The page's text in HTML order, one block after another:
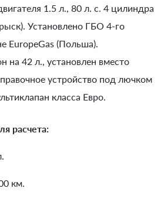
1.5 л., 80 л. с. 4 цилиндра
Установлено ГБО 4-го
EuropeGas (Польша).
на 42 л., установлен вместо
устройство под лючком
класса Евро.
расчета:
км.